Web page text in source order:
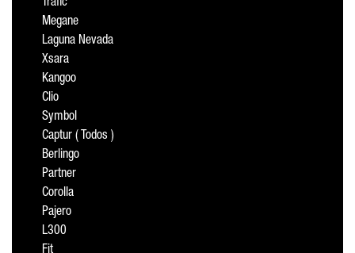
Trafic
Megane
Laguna Nevada
Xsara
Kangoo
Clio
Symbol
Captur ( Todos )
Berlingo
Partner
Corolla
Pajero
L300